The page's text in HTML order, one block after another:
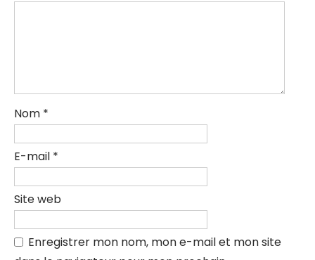
Nom *
E-mail *
Site web
Enregistrer mon nom, mon e-mail et mon site